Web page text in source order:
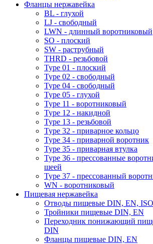
Фланцы нержавейка
BL - глухой
LJ - свободный
LWN - длинный воротниковый
SO - плоский
SW - раструбный
THRD - резьбовой
Type 01 - плоский
Type 02 - свободный
Type 04 - свободный
Type 05 - глухой
Type 11 - воротниковый
Type 12 - накидной
Type 13 - резьбовой
Type 32 - приварное кольцо
Type 34 - приварной воротник
Type 35 - приварная втулка
Type 36 - прессованные
шеей
Type 37 - прессованный
WN - воротниковый
Пищевая нержавейка
Отводы пищевые DIN, EN, ISO
Тройники пищевые DIN, EN
Переходник понижающий
DIN
Фланцы пищевые DIN, EN